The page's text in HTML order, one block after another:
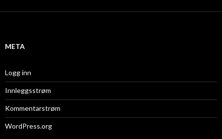
i
META
Logg inn
Innleggsstrøm
Kommentarstrøm
WordPress.org